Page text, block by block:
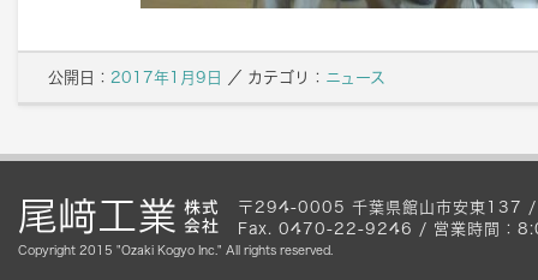
公開日： 2017年1月9日 ／ カテゴリ： ニュース
〒294-0005 千葉県館山市安東
Fax. 0470-22-9246 / 営業時間：
Copyright 2015 "Ozaki Kogyo Inc." All rights reserved.